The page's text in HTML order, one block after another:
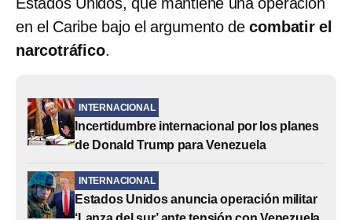
en el Caribe bajo el argumento de combatir el
narcotráfico.
INTERNACIONAL
Incertidumbre internacional por los planes
de Donald Trump para Venezuela
INTERNACIONAL
Estados Unidos anuncia operación militar